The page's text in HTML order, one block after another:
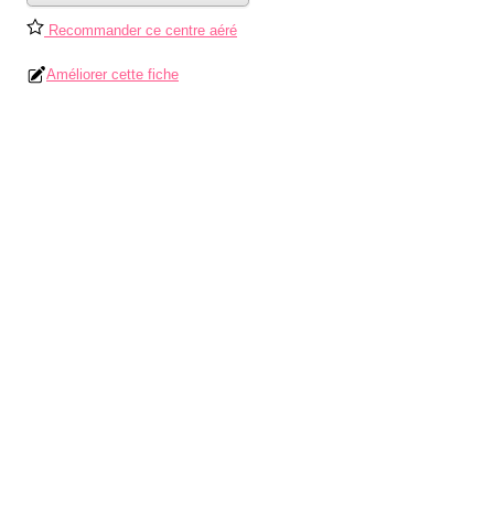
Recommander ce centre aéré
Améliorer cette fiche